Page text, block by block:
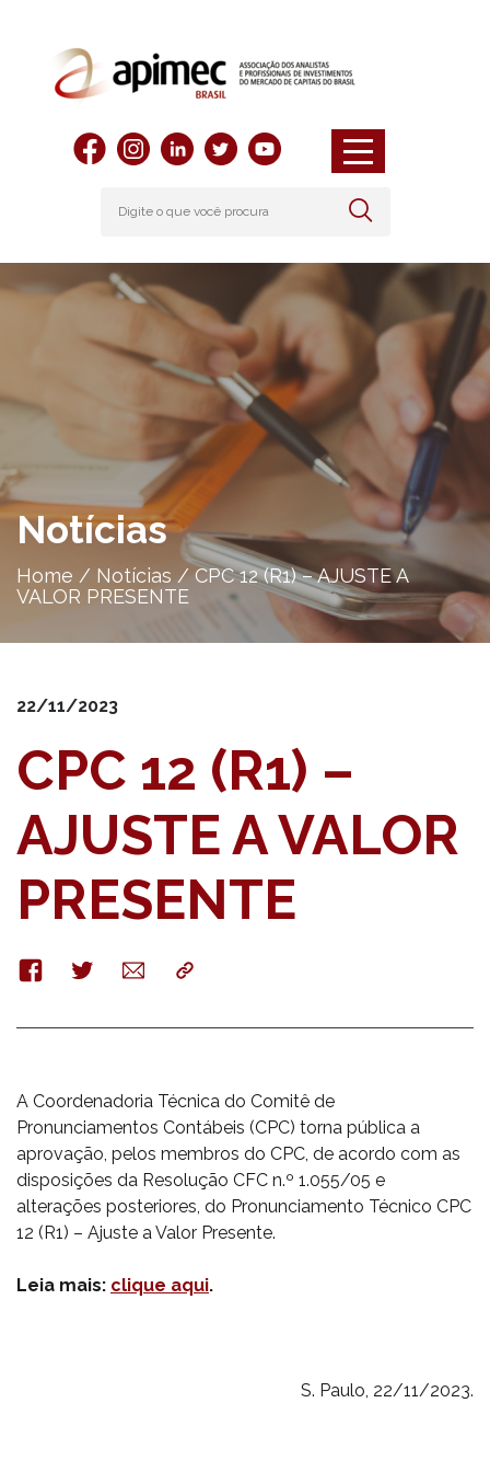
Notícias
Home / Notícias /CPC 12 (R1) – AJUSTE A
VALOR PRESENTE
22/11/2023
CPC 12 (R1) –
AJUSTE A VALOR
PRESENTE
FacebookTwitterE-
mail
Copy
A Coordenadoria Técnica do Comitê de
Pronunciamentos Contábeis (CPC) torna pública a
aprovação, pelos membros do CPC, de acordo com as
disposições da Resolução CFC n.º 1.055/05 e
alterações posteriores, do Pronunciamento Técnico CPC
12 (R1) – Ajuste a Valor Presente.
Leia mais: clique aqui.
S. Paulo, 22/11/2023.